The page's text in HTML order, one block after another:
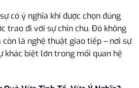
có ý nghĩa khi được chọn đúng
trao đi với sự chỉn chu. Đó không
là nghệ thuật giao tiếp – nơi sự
khác biệt lớn trong mối quan hệ